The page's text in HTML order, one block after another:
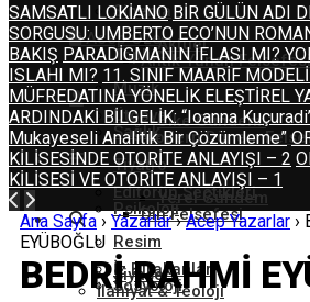
Antik Yunan Felsefesi
Modern Dönem
Din Felsefesi
İlahiyat & Teoloji
Aktüel
Ülke Gündemi
Yerel Gündem
Siyaset
Sinema
Müzik
Tiyatro
Resim
Toplum
Sağlık
Psikoloji
Sosyoloji
Acep Özel
Ütopya
Editörün Seçtikleri
İz Bırakanlar
SAMSATLI LOKİANO BİR GÜLÜN ADI
SORGUSU: UMBERTO ECO’NUN
BAKIŞ PARADİGMANIN İFLASI MI?
ISLAHI MI? 11. SINIF MAARİF
MÜFREDATINA YÖNELİK ELEŞTİREL
ARDINDAKİ BİLGELİK: “Ioanna
Mukayeseli Analitik Bir Çözümleme”
KİLİSESİNDE OTORİTE ANLAYIŞI – 2
KİLİSESİ VE OTORİTE ANLAYIŞI – 1
Ana Sayfa › Yazarlar›Acep Yazarlar ›
EYÜBOĞLU
BEDRİ RAHMİ